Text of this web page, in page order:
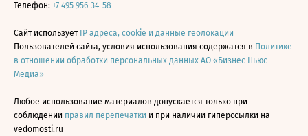
Телефон: +7 495 956-34-58
Сайт использует IP адреса, cookie и данные геолокации
Пользователей сайта, условия использования содержатся в Политике
в отношении обработки персональных данных АО «Бизнес Ньюс
Медиа»
Любое использование материалов допускается только при
соблюдении правил перепечатки и при наличии гиперссылки на
vedomosti.ru